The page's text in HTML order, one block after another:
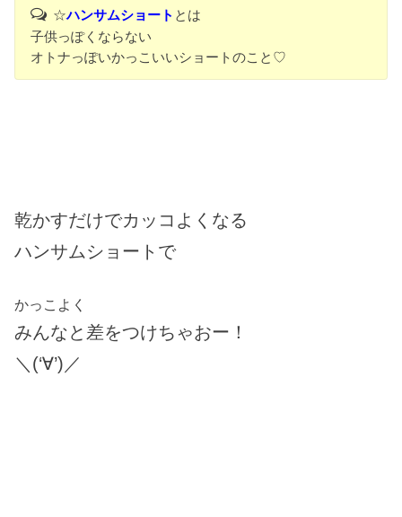
☆ハンサムショート とは
子供っぽくならない
オトナっぽいかっこいいショートのこと♡
乾かすだけでカッコよくなる
ハンサムショートで
かっこよく
みんなと差をつけちゃおー！
＼(‘∀’)／